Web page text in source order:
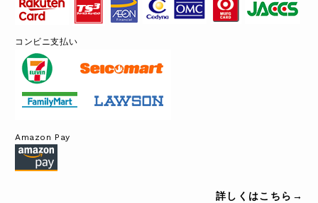
コンビニ支払い
Amazon Pay
詳しくはこちら→